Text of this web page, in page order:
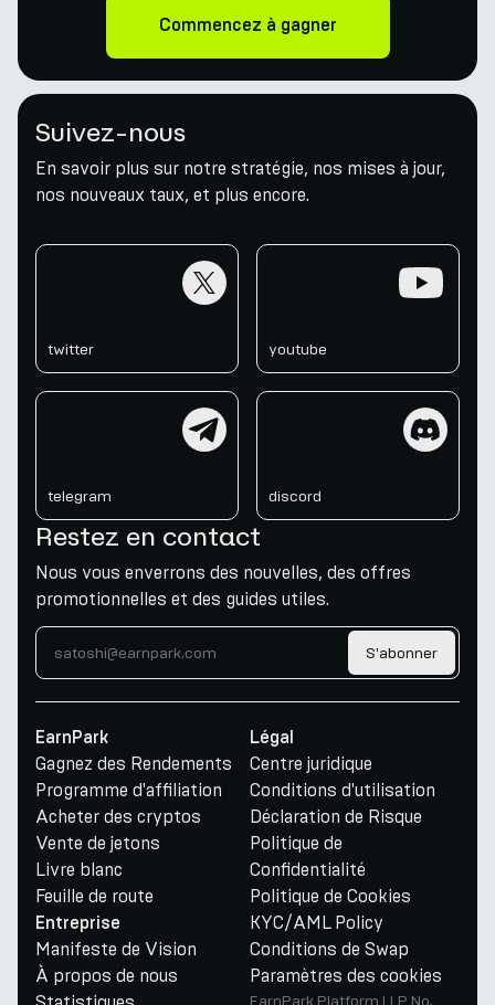
Commencez à gagner
Suivez-nous
En savoir plus sur notre stratégie, nos mises à jour,
nos nouveaux taux, et plus encore.
twitter youtube
telegram discord
Restez en contact
Nous vous enverrons des nouvelles, des offres
promotionnelles et des guides utiles.
S'abonner
EarnPark
Gagnez des Rendements
Programme d'affiliation
Acheter des cryptos
Vente de jetons
Livre blanc
Feuille de route
Entreprise
Manifeste de Vision
À propos de nous
Légal
Centre juridique
Conditions d'utilisation
Déclaration de Risque
Politique de
Confidentialité
Politique de Cookies
KYC/AML Policy
Conditions de Swap
Paramètres des cookies
EarnPark Platform LLP No.